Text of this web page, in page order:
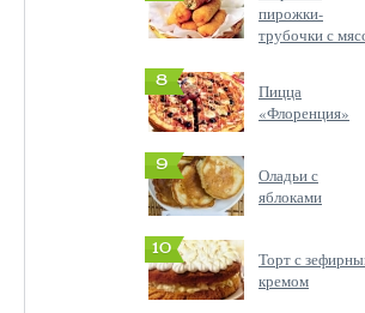
пирожки-
трубочки с
8
Пицца
«Флоренция»
9
Оладьи с
яблоками
10
Торт с
кремом